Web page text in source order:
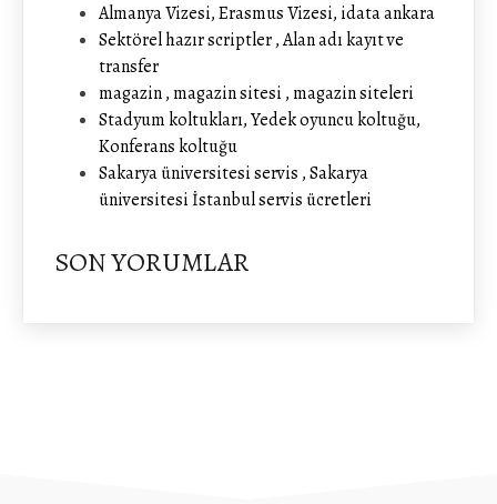
Almanya Vizesi, Erasmus Vizesi, idata ankara
Sektörel hazır scriptler , Alan adı kayıt ve
transfer
magazin , magazin sitesi , magazin siteleri
Stadyum koltukları, Yedek oyuncu koltuğu,
Konferans koltuğu
Sakarya üniversitesi servis , Sakarya
üniversitesi İstanbul servis ücretleri
SON YORUMLAR